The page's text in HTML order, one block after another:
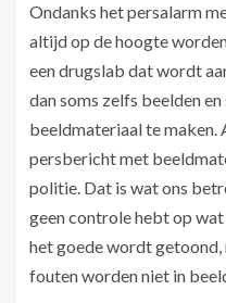
Ondanks het persalarm
altijd op de hoogte
een drugslab dat wordt
dan soms zelfs beelden
beeldmateriaal te maken.
persbericht met
politie. Dat is wat ons
geen controle hebt op
het goede wordt
fouten worden niet in